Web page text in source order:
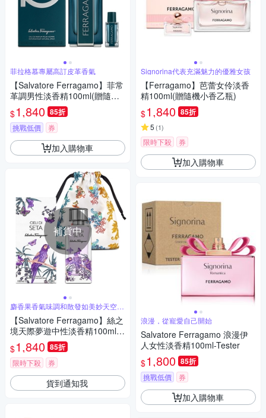
菲拉格慕專屬高訂皮革香氣
【Salvatore Ferragamo】菲常
革調男性淡香精100ml(贈隨機
小香乙瓶)
$1,840 85折
挑戰低價 券
加入購物車
補貨中
麝香果香氣味調和散發如美妙天空的
煥彩光芒
【Salvatore Ferragamo】絲之
境天際夢遊中性淡香精100ml
(贈束口袋)
$1,840 85折
限時下殺 券
貨到通知我
Signorina代表充滿魅力的優雅女孩
【Ferragamo】芭蕾女伶淡香
精100ml(贈隨機小香乙瓶)
$1,840 85折
5 (1)
限時下殺 券
加入購物車
浪漫，從寵愛自己開始
Salvatore Ferragamo 浪漫伊
人女性淡香精100ml-Tester
$1,800 85折
挑戰低價 券
加入購物車